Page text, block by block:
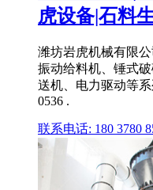
虎设备|石料
潍坊岩虎机械有限
振动给料机、锤式
送机、电力驱动等
0536 .
联系电话: 180 3780